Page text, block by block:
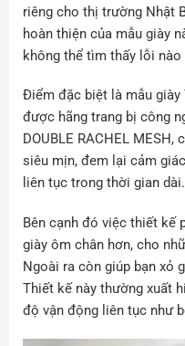
riêng cho thị trường Nhật
hoàn thiện của mẫu giày
không thể tìm thấy lỗi nào
Điểm đặc biệt là mẫu giày
được hãng trang bị công
DOUBLE RACHEL
siêu mịn, đem lại cảm
liên tục trong thời gian dài.
Bên cạnh đó việc thiết kế
giày ôm chân hơn, cho
Ngoài ra còn giúp bạn xỏ
Thiết kế này thường xuất
độ vận động liên tục như